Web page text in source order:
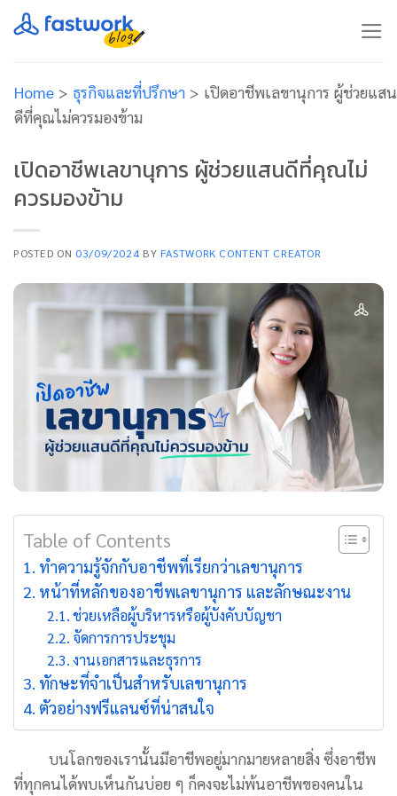
Skip
to
Home > ธุรกิจและที่ปรึกษา > เปิดอาชีพเลขานุการ ผู้ช่วยแสน
ดีที่คุณไม่ควรมองข้าม
เปิดอาชีพเลขานุการ ผู้ช่วยแสนดีที่คุณไม่
ควรมองข้าม
POSTED ON 03/09/2024 BY FASTWORK CONTENT CREATOR
Table of Contents
ทำความรู้จักกับอาชีพที่เรียกว่าเลขานุการ
หน้าที่หลักของอาชีพเลขานุการ และลักษณะงาน
ช่วยเหลือผู้บริหารหรือผู้บังคับบัญชา
จัดการการประชุม
งานเอกสารและธุรการ
ทักษะที่จำเป็นสำหรับเลขานุการ
ตัวอย่างฟรีแลนซ์ที่น่าสนใจ
บนโลกของเรานั้นมีอาชีพอยู่มากมายหลายสิ่ง ซึ่งอาชีพ
ที่ทุกคนได้พบเห็นกันบ่อย ๆ ก็คงจะไม่พ้นอาชีพของคนใน